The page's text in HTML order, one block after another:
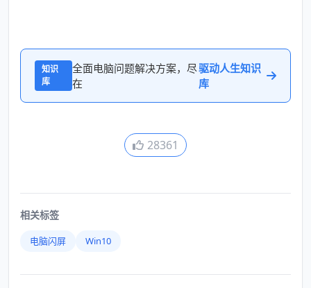
知识
库
全面电脑问题解决方案，尽
在
驱动人生知识
库
28361
相关标签
电脑闪屏 Win10